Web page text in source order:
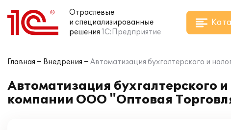
Отраслевые
и специализированные
решения 1С:Предприятие
Главная Внедрения Автоматизация бухгалтерского и
Автоматизация бухгалтерского
компании ООО "Оптовая